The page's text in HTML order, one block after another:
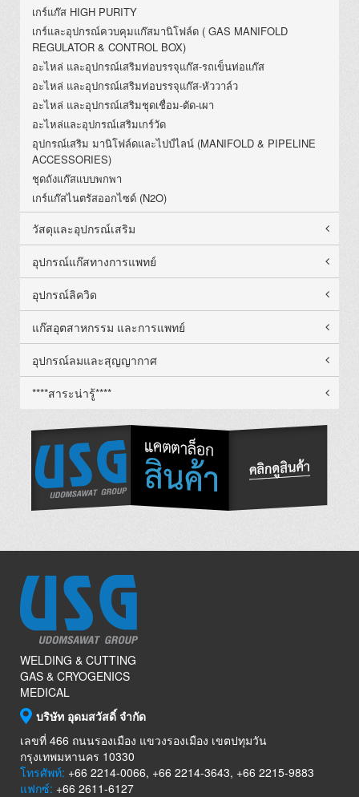
เกร์แก๊ส HIGH PURITY
เกร์และอุปกรณ์ควบคุมแก๊สมานิโฟล์ด ( GAS MANIFOLD
REGULATOR & CONTROL BOX)
อะไหล่ และอุปกรณ์เสริมท่อบรรจุแก๊ส-รถเข็นท่อแก๊ส
อะไหล่ และอุปกรณ์เสริมท่อบรรจุแก๊ส-หัววาล์ว
อะไหล่ และอุปกรณ์เสริมชุดเชื่อม-ตัด-เผา
อะไหล่และอุปกรณ์เสริมเกร์วัด
อุปกรณ์เสริม มานิโฟล์ดและไปป์ไลน์ (MANIFOLD & PIPELINE
ACCESSORIES)
ชุดถังแก๊สแบบพกพา
เกร์แก๊สไนตรัสออกไซด์ (N2O)
วัสดุและอุปกรณ์เสริม
อุปกรณ์แก๊สทางการแพทย์
อุปกรณ์ลิควิด
แก๊สอุตสาหกรรม และการแพทย์
อุปกรณ์ลมและสุญญากาศ
****สาระน่ารู้****
WELDING & CUTTING
GAS & CRYOGENICS
MEDICAL
บริษัท อุดมสวัสดิ์ จำกัด
เลขที่ 466 ถนนรองเมือง แขวงรองเมือง เขตปทุมวัน
กรุงเทพมหานคร 10330
โทรศัพท์: +66 2214-0066, +66 2214-3643, +66 2215-9883
แฟกซ์: +66 2611-6127